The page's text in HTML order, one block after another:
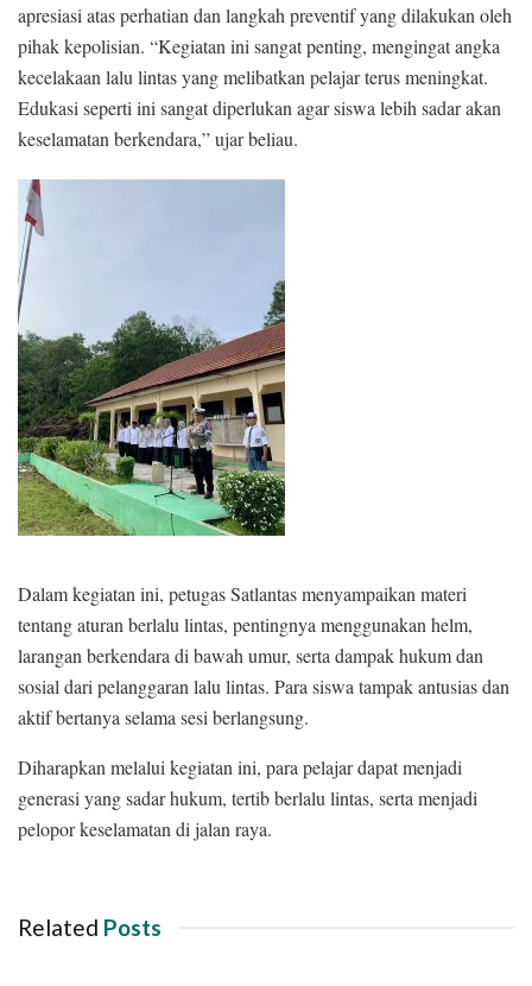
apresiasi atas perhatian dan langkah preventif yang dilakukan oleh
pihak kepolisian. “Kegiatan ini sangat penting, mengingat angka
kecelakaan lalu lintas yang melibatkan pelajar terus meningkat.
Edukasi seperti ini sangat diperlukan agar siswa lebih sadar akan
keselamatan berkendara,” ujar beliau.
Dalam kegiatan ini, petugas Satlantas menyampaikan materi
tentang aturan berlalu lintas, pentingnya menggunakan helm,
larangan berkendara di bawah umur, serta dampak hukum dan
sosial dari pelanggaran lalu lintas. Para siswa tampak antusias dan
aktif bertanya selama sesi berlangsung.
Diharapkan melalui kegiatan ini, para pelajar dapat menjadi
generasi yang sadar hukum, tertib berlalu lintas, serta menjadi
pelopor keselamatan di jalan raya.
Related Posts